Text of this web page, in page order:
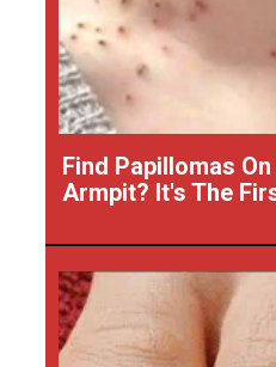
Find Papillomas
Armpit? It's The